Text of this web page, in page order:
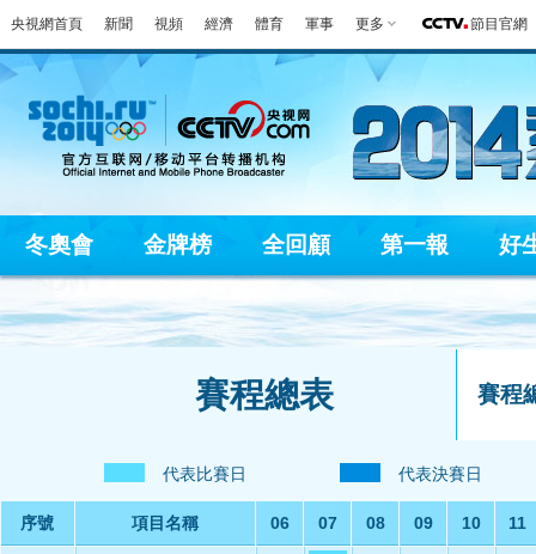
央視網首頁 新聞 視頻 經濟 體育 軍事 更多 節目官網
冬奧會 金牌榜 全回顧 第一報 好
賽程總表 賽程
代表比賽日 代表決賽日
序號 項目名稱 06 07 08 09 10 11